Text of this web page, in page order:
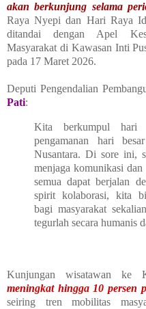
akan berkunjung selama
Raya Nyepi dan Hari Raya
ditandai dengan Apel
Masyarakat di Kawasan Inti
pada 17 Maret 2026.
Deputi Pengendalian
Pati:
Kita berkumpul hari
pengamanan hari
Nusantara. Di sore ini,
menjaga komunikasi
semua dapat berjalan
spirit kolaborasi, kita
bagi masyarakat
tegurlah secara humanis
Kunjungan wisatawan ke
meningkat hingga 10 persen
seiring tren mobilitas